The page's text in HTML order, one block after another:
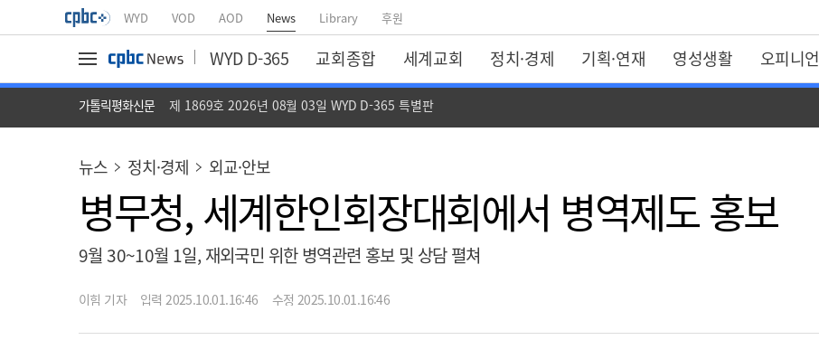
WYD VOD AOD News Library 후원
WYD D-365 교회종합 세계교회 정치·경제 기획·연재 영성생활 오피니언
가톨릭평화신문 제 1869호 2026년 08월 03일 WYD D-365 특별판
뉴스 정치·경제 외교·안보
병무청, 세계한인회장대회에서 병역제도 홍보
9월 30~10월 1일, 재외국민 위한 병역관련 홍보 및 상담 펼쳐
이힘 기자 입력 2025.10.01.16:46 수정 2025.10.01.16:46